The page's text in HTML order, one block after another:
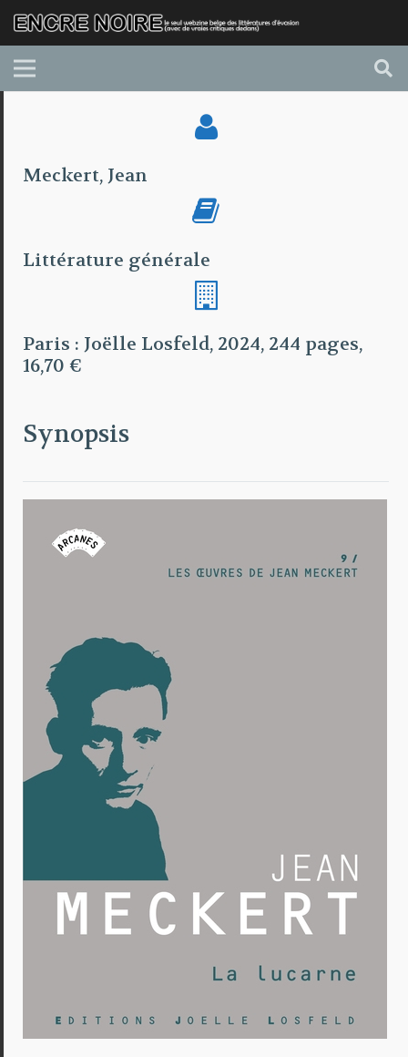
Meckert, Jean
Littérature générale
Paris : Joëlle Losfeld, 2024, 244 pages,
16,70 €
Synopsis